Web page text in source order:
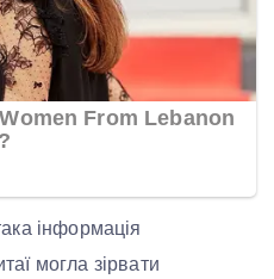
інформація
могла зірвати